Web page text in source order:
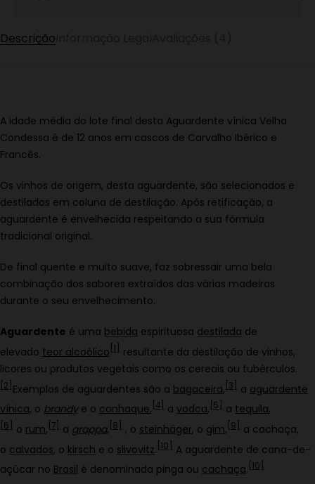
Descrição
A idade média do lote final desta Aguardente vínica Velha
Condessa é de 12 anos em cascos de Carvalho Ibérico e
Francês.
Os vinhos de origem, desta aguardente, são selecionados e
destilados em coluna de destilação. Após retificação, a
aguardente é envelhecida respeitando a sua fórmula
tradicional original.
De final quente e muito suave, faz sobressair uma bela
combinação dos sabores extraídos das várias madeiras
durante o seu envelhecimento.
Aguardente é uma bebida espirituosa destilada de
elevado teor alcoólico 1
resultante da destilação de vinhos,
licores ou produtos vegetais como os cereais ou tubérculos.
2 Exemplos de aguardentes são a bagaceira, 3 a aguardente
vínica, o brandye o conhaque, 4 a vodca, 5 a tequila,
6 o rum, 7 a grappa, 8 , o steinhäger, o gim, 9
a cachaça,
o calvados, o kirsch e o slivovitz. 10
A aguardente de cana-de-
açúcar no Brasil é denominada pinga ou cachaça. 10